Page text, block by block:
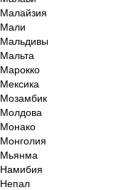
Малайзия
Мали
Мальдивы
Мальта
Марокко
Мексика
Мозамбик
Молдова
Монако
Монголия
Мьянма
Намибия
Непал